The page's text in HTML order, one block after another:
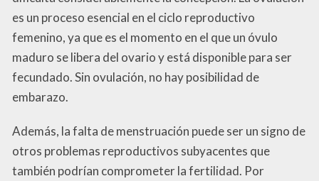
es un proceso esencial en el ciclo reproductivo
femenino, ya que es el momento en el que un óvulo
maduro se libera del ovario y está disponible para ser
fecundado. Sin ovulación, no hay posibilidad de
embarazo.
Además, la falta de menstruación puede ser un signo de
otros problemas reproductivos subyacentes que
también podrían comprometer la fertilidad. Por